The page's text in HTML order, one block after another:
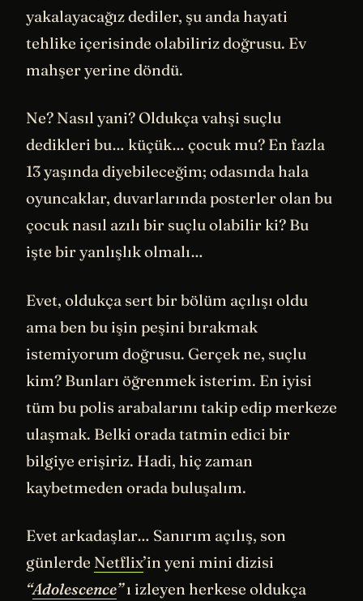
yakalayacağız dediler, şu anda hayati
tehlike içerisinde olabiliriz doğrusu. Ev
mahşer yerine döndü.
Ne? Nasıl yani? Oldukça vahşi suçlu
dedikleri bu… küçük… çocuk mu? En fazla
13 yaşında diyebileceğim; odasında hala
oyuncaklar, duvarlarında posterler olan bu
çocuk nasıl azılı bir suçlu olabilir ki? Bu
işte bir yanlışlık olmalı…
Evet, oldukça sert bir bölüm açılışı oldu
ama ben bu işin peşini bırakmak
istemiyorum doğrusu. Gerçek ne, suçlu
kim? Bunları öğrenmek isterim. En iyisi
tüm bu polis arabalarını takip edip merkeze
ulaşmak. Belki orada tatmin edici bir
bilgiye erişiriz. Hadi, hiç zaman
kaybetmeden orada buluşalım.
Evet arkadaşlar… Sanırım açılış, son
günlerde Netflix’in yeni mini dizisi
“Adolescence”ı izleyen herkese oldukça